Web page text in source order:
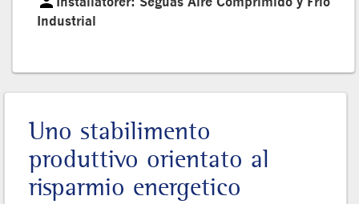
Installer
Industrial
Uno stabilimento
produttivo orientato al
risparmio energetico